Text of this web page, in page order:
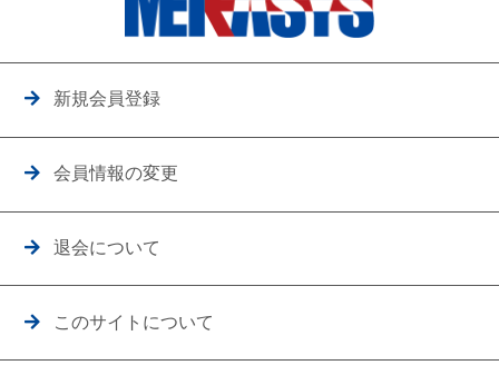
新規会員登録
会員情報の変更
退会について
このサイトについて